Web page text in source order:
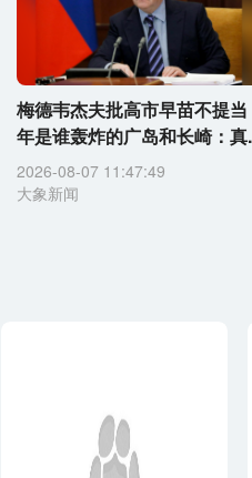
梅德韦杰夫批高市早苗不提当
年是谁轰炸的广岛和长崎：真
2026-08-07 11:47:49
大象新闻